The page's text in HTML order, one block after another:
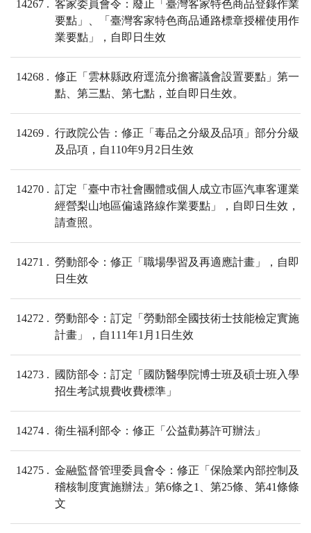
14267
客家委員會令：廢止「臺灣客家特色商品登錄作業
要點」、「臺灣客家特色商品通路標章授權使用作
業要點」，自即日生效
14268
修正「雲林縣政府逕流分擔審議會設置要點」第一
點、第三點、第七點，並自即日生效。
14269
行政院公告：修正「毒品之分級及品項」部分分級
及品項，自110年9月2日生效
14270
訂定「臺中市社會團體或個人成立市區汽車客運業
經營梨山地區偏遠路線作業要點」，自即日生效，
請查照。
14271
勞動部令：修正「職場學習及再適應計畫」，自即
日生效
14272
勞動部令：訂定「勞動部全國技術士技能檢定實施
計畫」，自111年1月1日生效
14273
國防部令：訂定「國防醫學院博士班及碩士班入學
招生考試規費收費標準」
14274 衛生福利部令：修正「公益勸募許可辦法」
14275
金融監督管理委員會令：修正「保險業內部控制及
稽核制度實施辦法」第6條之1、第25條、第41條條
文